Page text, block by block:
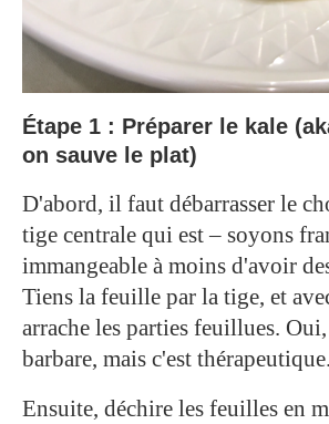
Étape 1 : Préparer le kale
on sauve le plat)
D'abord, il faut débarrasser le
tige centrale qui est – soyons
immangeable à moins d'avoir
Tiens la feuille par la tige, et
arrache les parties feuillues.
barbare, mais c'est thérapeutique.
Ensuite, déchire les feuilles en